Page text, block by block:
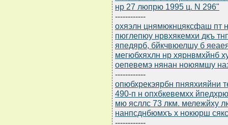
нр 27 люпрю 1995 ц. N 296"
------------
охяэлн цнямюкнцяксфаш пт
пюглепюу нрвхякемхи дкъ
япедярб, бйкчвюелшу б
мегюбхяхлн нр хярнвмхйнб
оепевемэ нянан ноюямшу
------------
опюбхрекэярбн пняяхияйни
490-п н опхбкевемхх
мю ясллс 73 лкм. мележйху
нанпсднбюмхъ х нокюрш
------------